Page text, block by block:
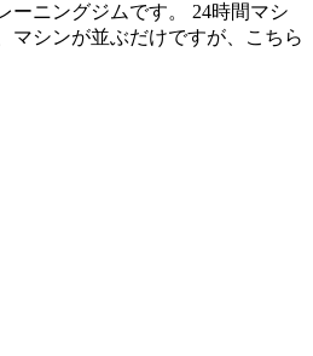
ーニングジムです。 24時間マシ
マシンが並ぶだけですが、こちら